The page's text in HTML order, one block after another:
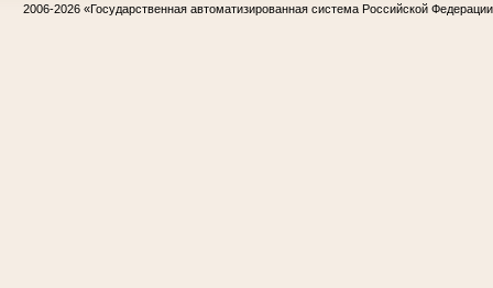
2006-2026 «Государственная автоматизированная система Российской